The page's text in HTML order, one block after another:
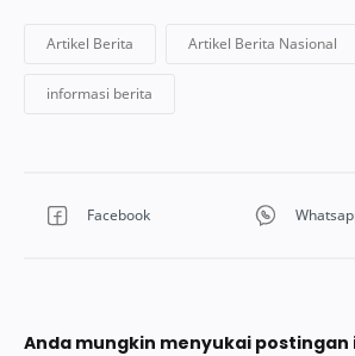
Anda mungkin menyukai postingan